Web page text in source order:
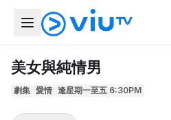
美女與純情男
劇集 愛情 逢星期一至五 6:30PM